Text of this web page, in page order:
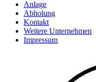
Anlage
Abholung
Kontakt
Weitere Unternehmen
Impressum